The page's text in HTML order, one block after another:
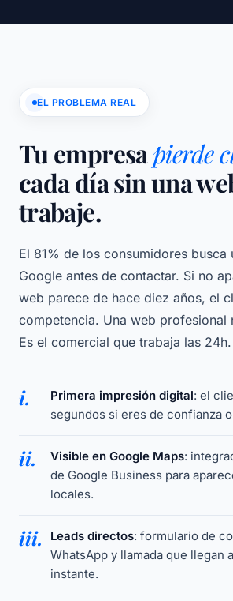
EL PROBLEMA REAL
Tu empresapierde
cada día sin una
trabaje.
El 81% de los consumidores busca
Google antes de contactar. Si no
web parece de hace diez años, el
competencia. Una web profesional
Es el comercial que trabaja las 24h.
i. Primera impresión digital: el
segundos si eres de confianza
ii. Visible en Google Maps:
de Google Business para
locales.
iii. Leads directos: formulario de
WhatsApp y llamada que llegan
instante.